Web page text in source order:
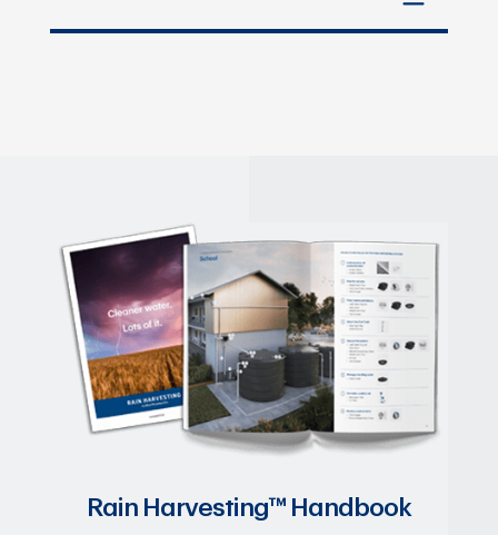
Rain Harvesting™ Handbook